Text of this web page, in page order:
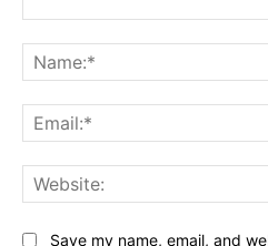
Save my name, email, and